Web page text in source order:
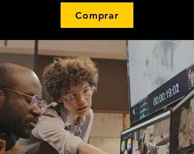
Comprar